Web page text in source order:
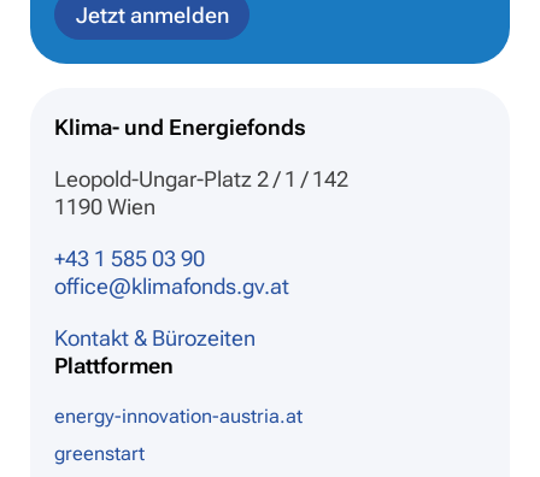
Jetzt anmelden
Klima- und Energiefonds
Leopold-Ungar-Platz 2 / 1 / 142
1190 Wien
+43 1 585 03 90
office@klimafonds.gv.at
Kontakt & Bürozeiten
Plattformen
energy-innovation-austria.at
greenstart